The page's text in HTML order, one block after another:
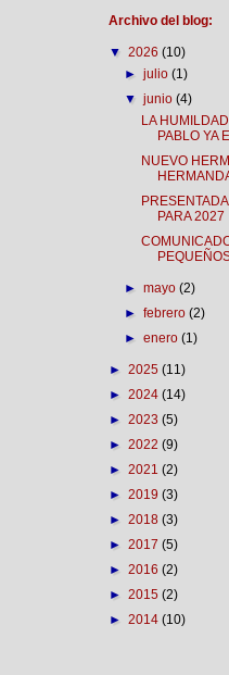
Archivo del blog:
▼ 2026 (10)
►julio(1)
▼junio(4)
LA
PABLO YA
NUEVO
PARA 2027
►mayo(2)
►febrero(2)
►enero(1)
► 2025 (11)
► 2024 (14)
► 2023 (5)
► 2022 (9)
► 2021 (2)
► 2019 (3)
► 2018 (3)
► 2017 (5)
► 2016 (2)
► 2015 (2)
► 2014 (10)